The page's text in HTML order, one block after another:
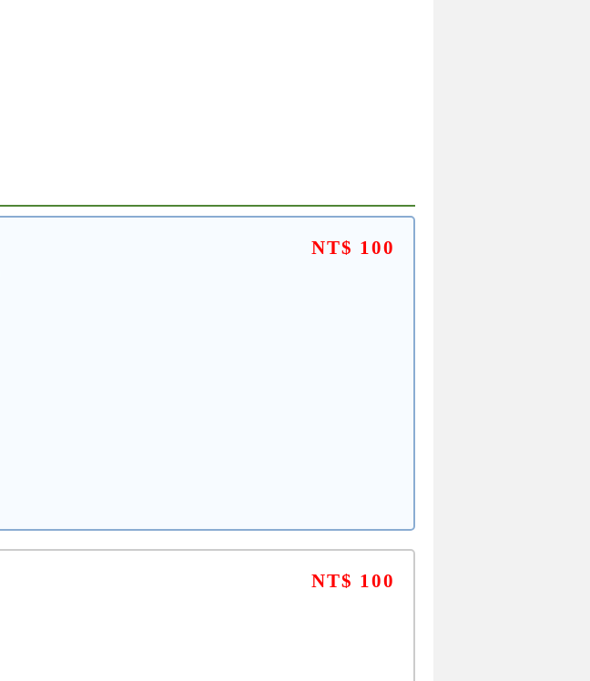
NT$ 100
NT$ 100